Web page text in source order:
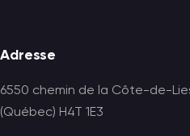
Footer
Adresse
6550 chemin de la Côte-de-
(Québec) H4T 1E3